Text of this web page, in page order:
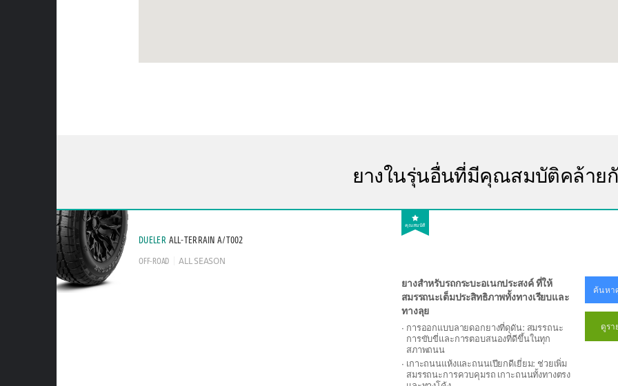
ยางในรุ่นอื่นที่มีคุณสมบัติคล้าย
คุณสมบัติ
DUELER ALL-TERRAIN A/T002
OFF-ROAD ALL SEASON
ยางสำหรับรถกระบะอเนกประสงค์ ที่ให้
สมรรถนะเต็มประสิทธิภาพทั้งทางเรียบและ
ทางลุย
การออกแบบลายดอกยางที่ดุดัน: สมรรถนะ
การขับขี่และการตอบสนองที่ดีขึ้นในทุก
สภาพถนน
เกาะถนนแห้งและถนนเปียกดีเยี่ยม: ช่วยเพิ่ม
สมรรถนะการควบคุมรถ เกาะถนนทั้งทางตรง
ค้นหา
ดูรา